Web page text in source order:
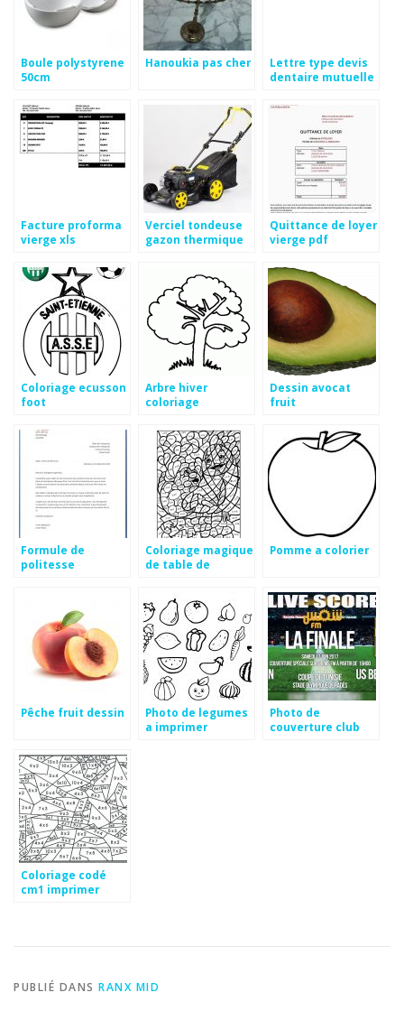
Boule polystyrene
50cm
Hanoukia pas cher
Lettre type devis
dentaire mutuelle
Facture proforma
vierge xls
Verciel tondeuse
gazon thermique
Quittance de loyer
vierge pdf
Coloriage ecusson
foot
Arbre hiver
coloriage
Dessin avocat
fruit
Formule de
politesse
Coloriage magique
de table de
Pomme a colorier
Pêche fruit dessin
Photo de legumes
a imprimer
Photo de
couverture club
Coloriage codé
cm1 imprimer
PUBLIÉ DANS RANX MID